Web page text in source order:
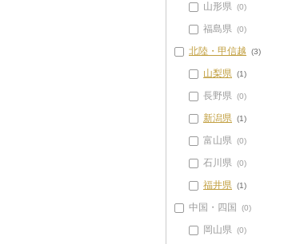
山形県 (0)
福島県 (0)
北陸・甲信越 (3)
山梨県 (1)
長野県 (0)
新潟県 (1)
富山県 (0)
石川県 (0)
福井県 (1)
中国・四国 (0)
岡山県 (0)